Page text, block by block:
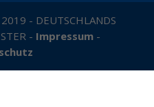
- DEUTSCHLANDS
- Impressum-